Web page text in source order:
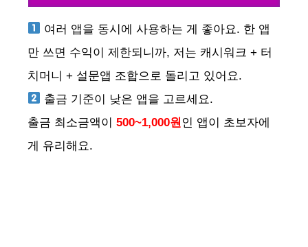
여러 앱을 동시에 사용하는 게 좋아요. 한 앱
만 쓰면 수익이 제한되니까, 저는 캐시워크 + 터
치머니 + 설문앱 조합으로 돌리고 있어요.
출금 기준이 낮은 앱을 고르세요.
출금 최소금액이 500~1,000원 인 앱이 초보자에
게 유리해요.